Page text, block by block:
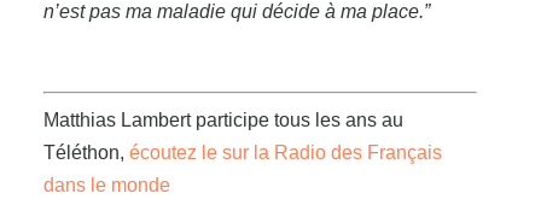
n’est pas ma maladie qui décide à ma place.”
Matthias Lambert participe tous les ans au
Téléthon, écoutez le sur la Radio des Français
dans le monde